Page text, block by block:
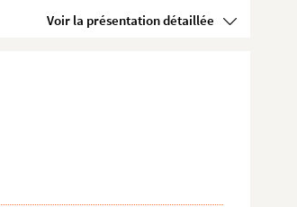
Voir la présentation détaillée